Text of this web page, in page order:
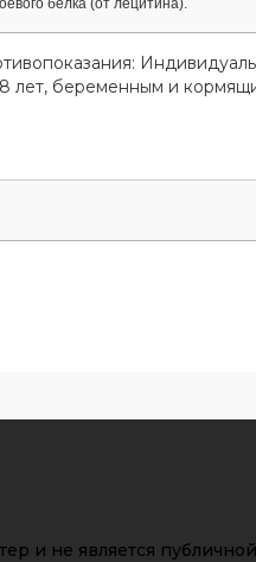
белка (от лецитина).
лет, беременным и
и не является